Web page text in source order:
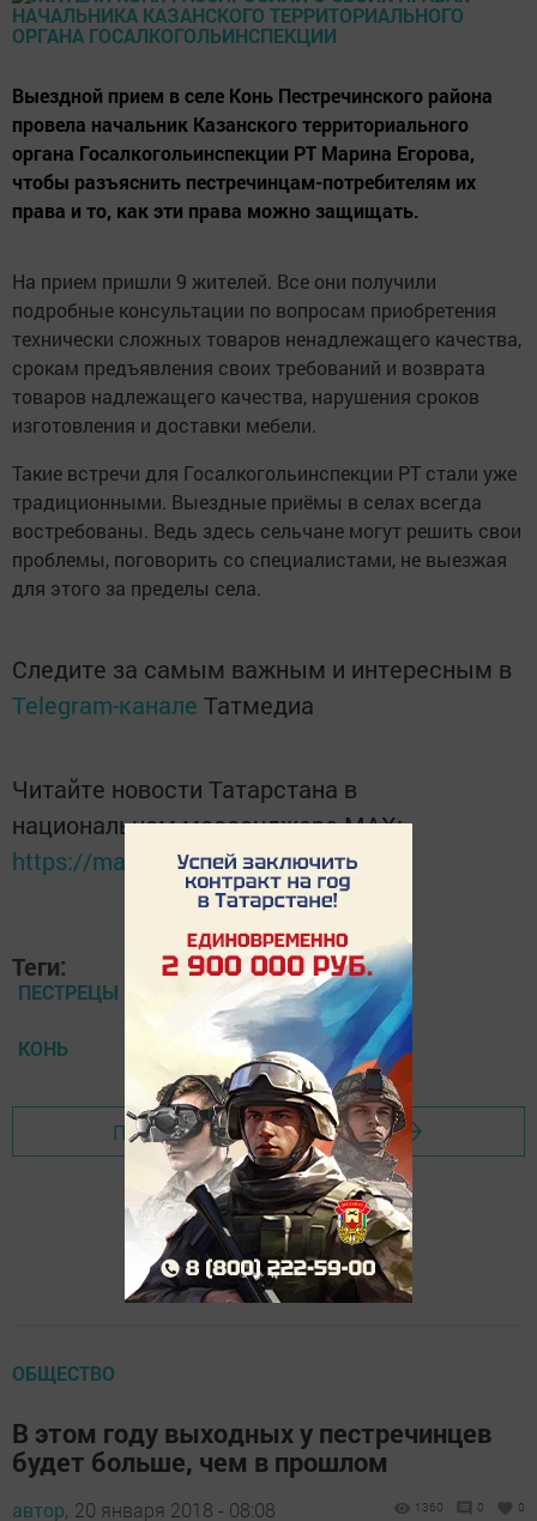
Выездной прием в селе Конь Пестречинского района
провела начальник Казанского территориального
органа Госалкогольинспекции РТ Марина Егорова,
чтобы разъяснить пестречинцам-потребителям их
права и то, как эти права можно защищать.
На прием пришли 9 жителей. Все они получили
подробные консультации по вопросам приобретения
технически сложных товаров ненадлежащего качества,
срокам предъявления своих требований и возврата
товаров надлежащего качества, нарушения сроков
изготовления и доставки мебели.
Такие встречи для Госалкогольинспекции РТ стали уже
традиционными. Выездные приёмы в селах всегда
востребованы. Ведь здесь сельчане могут решить свои
проблемы, поговорить со специалистами, не выезжая
для этого за пределы села.
Следите за самым важным и интересным в
Telegram-канале Татмедиа
Читайте новости Татарстана в
национальном мессенджере MАХ:
https://max.ru/tatmedia
Теги:
ПЕСТРЕЦЫ
КОНЬ
Перейти на страницу новости
ОБЩЕСТВО
В этом году выходных у пестречинцев
будет больше, чем в прошлом
автор, 20 января 2018 - 08:08 1360 0 0